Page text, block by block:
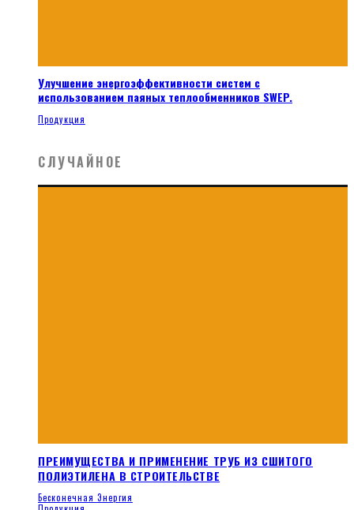
Улучшение энергоэффективности систем с
использованием паяных теплообменников SWEP.
Продукция
СЛУЧАЙНОЕ
ПРЕИМУЩЕСТВА И ПРИМЕНЕНИЕ ТРУБ ИЗ СШИТОГО
ПОЛИЭТИЛЕНА В СТРОИТЕЛЬСТВЕ
Бесконечная Энергия